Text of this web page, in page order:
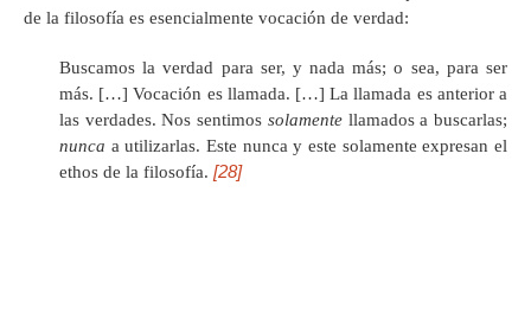
de la filosofía es esencialmente vocación de verdad:
Buscamos la verdad para ser, y nada más; o sea, para ser
más. […] Vocación es llamada. […] La llamada es anterior a
las verdades. Nos sentimos solamentellamados a buscarlas;
nunca a utilizarlas. Este nunca y este solamente expresan el
ethos de la filosofía. [28]